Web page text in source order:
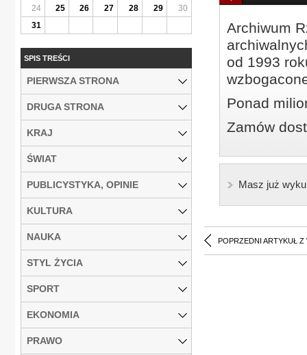
Archiwum
od 1993
Ponad
Zamów
Masz już
POPRZEDNI ARTYKUŁ Z
24
25 26 27 28 29
30
31
SPIS TREŚCI
PIERWSZA STRONA
DRUGA STRONA
KRAJ
ŚWIAT
PUBLICYSTYKA, OPINIE
KULTURA
NAUKA
STYL ŻYCIA
SPORT
EKONOMIA
PRAWO